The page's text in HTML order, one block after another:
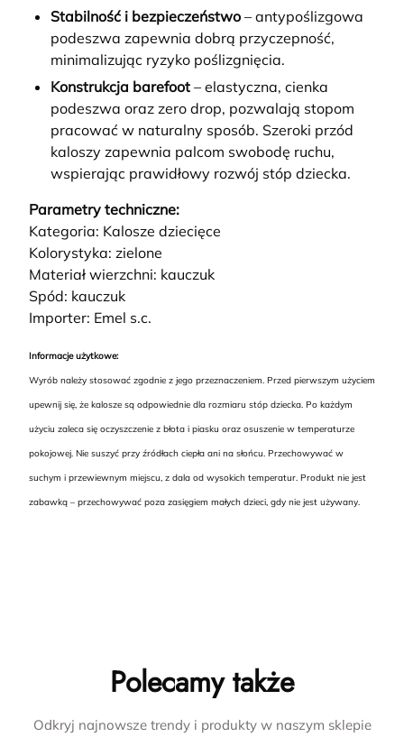
Stabilność i bezpieczeństwo – antypoślizgowa
podeszwa zapewnia dobrą przyczepność,
minimalizując ryzyko poślizgnięcia.
Konstrukcja barefoot – elastyczna, cienka
podeszwa oraz zero drop, pozwalają stopom
pracować w naturalny sposób. Szeroki przód
kaloszy zapewnia palcom swobodę ruchu,
wspierając prawidłowy rozwój stóp dziecka.
Parametry techniczne:
Kategoria: Kalosze dziecięce
Kolorystyka: zielone
Materiał wierzchni: kauczuk
Spód: kauczuk
Importer: Emel s.c.
Informacje użytkowe:
Wyrób należy stosować zgodnie z jego przeznaczeniem. Przed pierwszym użyciem
upewnij się, że kalosze są odpowiednie dla rozmiaru stóp dziecka. Po każdym
użyciu zaleca się oczyszczenie z błota i piasku oraz osuszenie w temperaturze
pokojowej. Nie suszyć przy źródłach ciepła ani na słońcu. Przechowywać w
suchym i przewiewnym miejscu, z dala od wysokich temperatur. Produkt nie jest
zabawką – przechowywać poza zasięgiem małych dzieci, gdy nie jest używany.
Polecamy także
Odkryj najnowsze trendy i produkty w naszym sklepie